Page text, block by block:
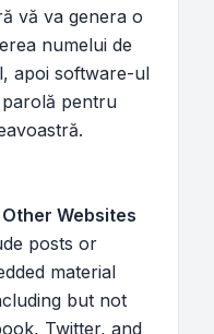
vă va genera o
numelui de
apoi software-ul
pentru
Websites
posts or
material
but not
Twitter, and